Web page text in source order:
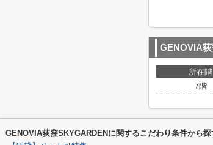
GENOVIA
所在階
7階
GENOVIA荻窪SKYGARDENに関するこだわり条件から探